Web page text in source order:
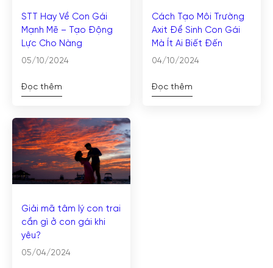
STT Hay Về Con Gái
Mạnh Mẽ – Tạo Động
Lực Cho Nàng
05/10/2024
Đọc thêm
Cách Tạo Môi Trường
Axit Để Sinh Con Gái
Mà Ít Ai Biết Đến
04/10/2024
Đọc thêm
Giải mã tâm lý con trai
cần gì ở con gái khi
yêu?
05/04/2024